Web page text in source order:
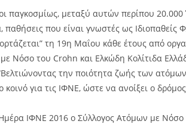
παγκοσμίως, μεταξύ αυτών περίπου 20.000
παθήσεις που είναι γνωστές ως
τη 19η Μαΐου κάθε έτους από
Νόσο του Crohn και Ελκώδη Κολίτιδα
την ποιότητα ζωής των
κοινό για τις ΙΦΝΕ, ώστε να ανοίξει ο
ΙΦΝΕ 2016 ο Σύλλογος Ατόμων με Νόσο